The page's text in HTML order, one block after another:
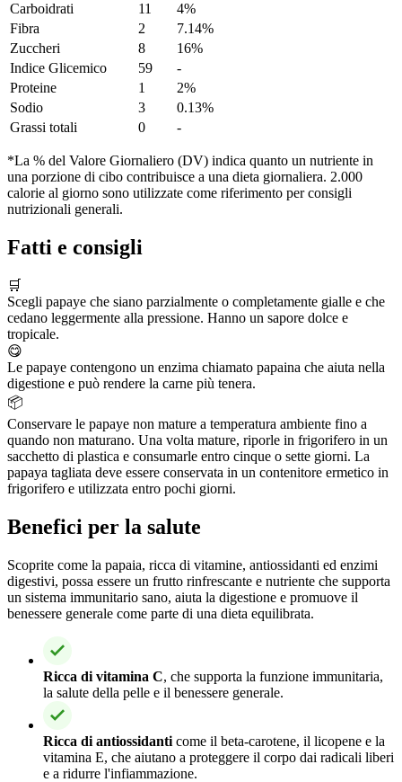
Carboidrati
11
4%
Fibra
2
7.14%
Zuccheri
8
16%
Indice Glicemico
59
-
Proteine
1
2%
Sodio
3
0.13%
Grassi totali
0 -
*La % del Valore Giornaliero (DV) indica quanto un nutriente in
una porzione di cibo contribuisce a una dieta giornaliera. 2.000
calorie al giorno sono utilizzate come riferimento per consigli
nutrizionali generali.
Fatti e consigli
🛒
Scegli papaye che siano parzialmente o completamente gialle e che
cedano leggermente alla pressione. Hanno un sapore dolce e
tropicale.
😋
Le papaye contengono un enzima chiamato papaina che aiuta nella
digestione e può rendere la carne più tenera.
📦
Conservare le papaye non mature a temperatura ambiente fino a
quando non maturano. Una volta mature, riporle in frigorifero in un
sacchetto di plastica e consumarle entro cinque o sette giorni. La
papaya tagliata deve essere conservata in un contenitore ermetico in
frigorifero e utilizzata entro pochi giorni.
Benefici per la salute
Scoprite come la papaia, ricca di vitamine, antiossidanti ed enzimi
digestivi, possa essere un frutto rinfrescante e nutriente che supporta
un sistema immunitario sano, aiuta la digestione e promuove il
benessere generale come parte di una dieta equilibrata.
Ricca di vitamina C, che supporta la funzione immunitaria,
la salute della pelle e il benessere generale.
Ricca di antiossidanti come il beta-carotene, il licopene e la
vitamina E, che aiutano a proteggere il corpo dai radicali liberi
e a ridurre l'infiammazione.